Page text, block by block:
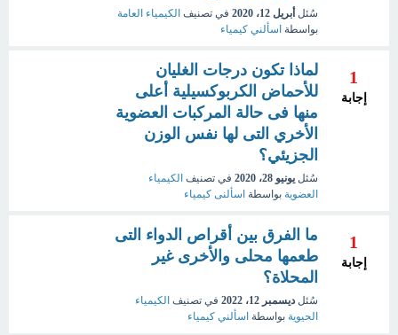
سُئل أبريل 12، 2020 في تصنيف الكيمياء العامة
بواسطة اسألني كيمياء
1
إجابة
لماذا تكون درجات الغليان
للأحماض الكربوكسيلية أعلى
منها فى حالة المركبات العضوية
الأخري التى لها نفس الوزن
الجزيئي؟
سُئل يونيو 28، 2020 في تصنيف الكيمياء
العضوية بواسطة اسألنى كيمياء
1
إجابة
ما الفرق بين أقراص الدواء التى
طعمها محلى والأخرى غير
المحلاة؟
سُئل ديسمبر 12، 2022 في تصنيف الكيمياء
الحيوية بواسطة اسألني كيمياء